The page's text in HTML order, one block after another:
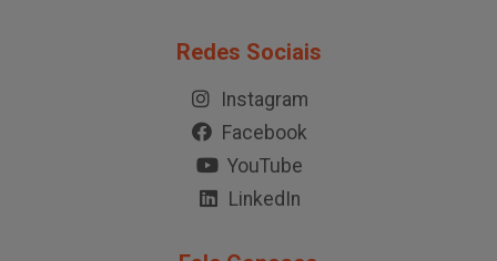
Redes Sociais
Instagram
Facebook
YouTube
LinkedIn